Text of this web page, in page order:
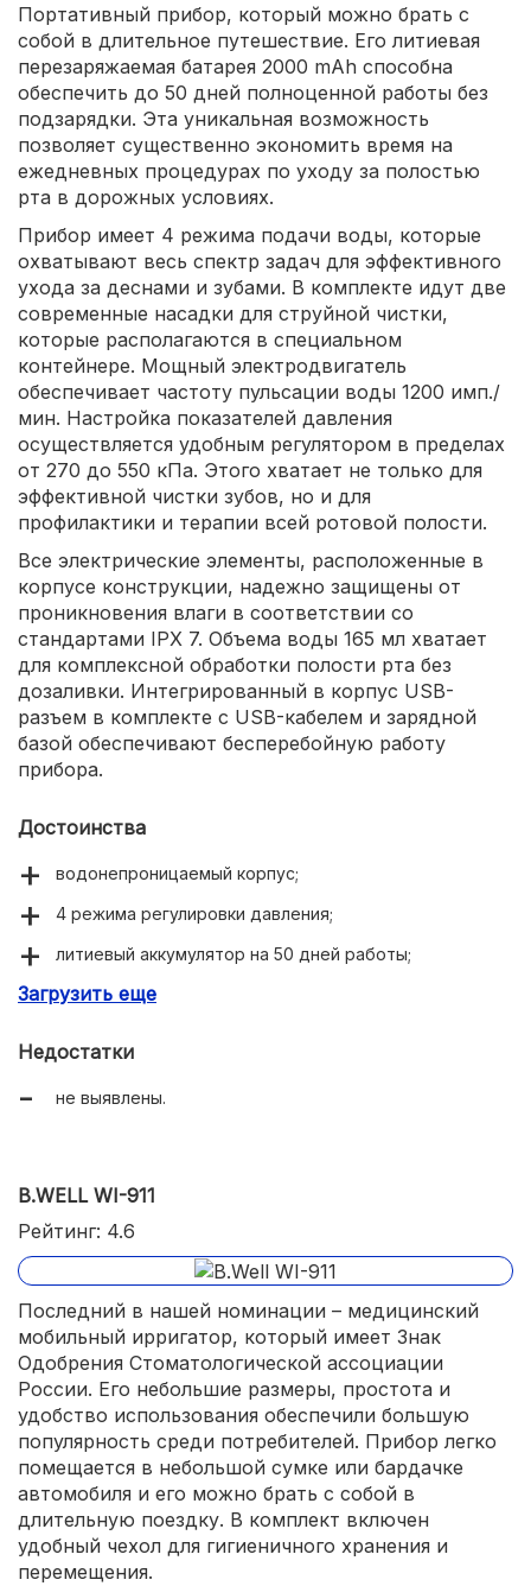
Портативный прибор, который можно брать с
собой в длительное путешествие. Его литиевая
перезаряжаемая батарея 2000 mAh способна
обеспечить до 50 дней полноценной работы без
подзарядки. Эта уникальная возможность
позволяет существенно экономить время на
ежедневных процедурах по уходу за полостью
рта в дорожных условиях.
Прибор имеет 4 режима подачи воды, которые
охватывают весь спектр задач для эффективного
ухода за деснами и зубами. В комплекте идут две
современные насадки для струйной чистки,
которые располагаются в специальном
контейнере. Мощный электродвигатель
обеспечивает частоту пульсации воды 1200 имп./
мин. Настройка показателей давления
осуществляется удобным регулятором в пределах
от 270 до 550 кПа. Этого хватает не только для
эффективной чистки зубов, но и для
профилактики и терапии всей ротовой полости.
Все электрические элементы, расположенные в
корпусе конструкции, надежно защищены от
проникновения влаги в соответствии со
стандартами IPX 7. Объема воды 165 мл хватает
для комплексной обработки полости рта без
дозаливки. Интегрированный в корпус USB-
разъем в комплекте с USB-кабелем и зарядной
базой обеспечивают бесперебойную работу
прибора.
Достоинства
водонепроницаемый корпус;
4 режима регулировки давления;
литиевый аккумулятор на 50 дней работы;
стильное внешнее оформление.
Загрузить еще
Недостатки
не выявлены.
B.WELL WI-911
Рейтинг: 4.6
Последний в нашей номинации – медицинский
мобильный ирригатор, который имеет Знак
Одобрения Стоматологической ассоциации
России. Его небольшие размеры, простота и
удобство использования обеспечили большую
популярность среди потребителей. Прибор легко
помещается в небольшой сумке или бардачке
автомобиля и его можно брать с собой в
длительную поездку. В комплект включен
удобный чехол для гигиеничного хранения и
перемещения.